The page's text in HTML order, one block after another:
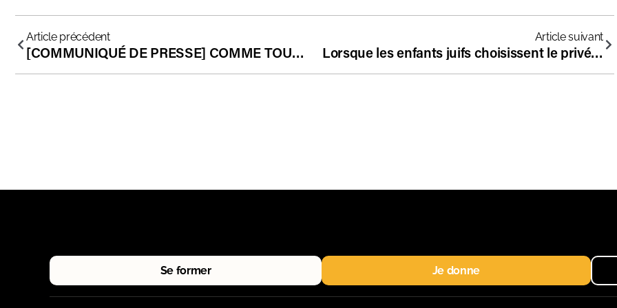
Article précédent
[COMMUNIQUÉ DE PRESSE] COMME TOUTES LES ÉCOLES EN FRANCE, LES ÉCOLES INDÉPENDANTES EXIGENT LE RESPECT DES VACCINS OBLIGATOIRES
Article suivant
Lorsque les enfants juifs choisissent le privé…
Se former Je donne